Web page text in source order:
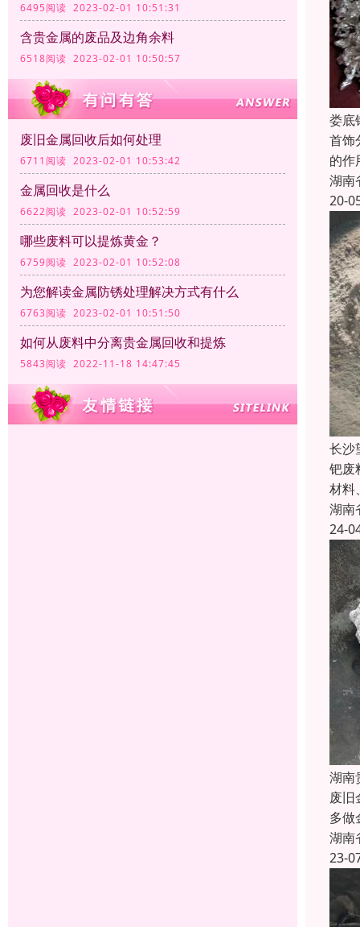
6495阅读 2023-02-01 10:51:31
含贵金属的废品及边角余料
6518阅读 2023-02-01 10:50:57
废旧金属回收后如何处理
6711阅读 2023-02-01 10:53:42
金属回收是什么
6622阅读 2023-02-01 10:52:59
哪些废料可以提炼黄金？
6759阅读 2023-02-01 10:52:08
为您解读金属防锈处理解决方式有什么
6763阅读 2023-02-01 10:51:50
如何从废料中分离贵金属回收和提炼
5843阅读 2022-11-18 14:47:45
娄底
首饰
的作
湖南
20-
长沙
钯废
材料
湖南
24-
湖南
废旧
多做
湖南
23-